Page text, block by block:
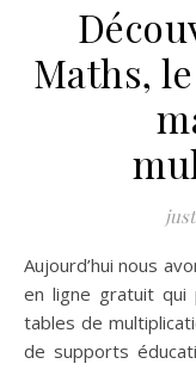
Maths,
Aujourd’hui nous avons découvert La fée des maths, un jeu
en ligne gratuit
tables de
de supports